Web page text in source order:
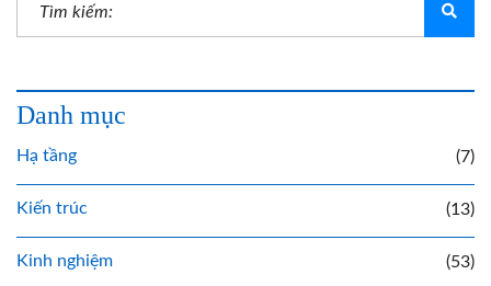
Danh mục
Hạ tầng (7)
Kiến trúc (13)
Kinh nghiệm (53)